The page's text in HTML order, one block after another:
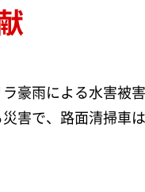
豪雨による水害被
害で、路面清掃車